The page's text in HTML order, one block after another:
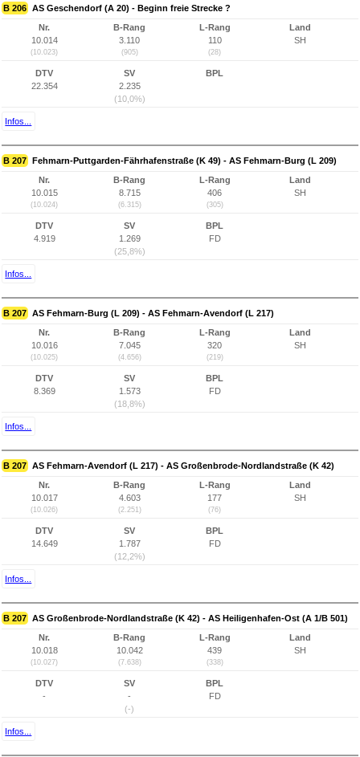
B 206 AS Geschendorf (A 20) - Beginn freie Strecke ?
Nr.
10.014
(10.023)
B-Rang
3.110
(905)
L-Rang
110
(28)
Land
SH
DTV
22.354
SV
2.235
(10,0%)
BPL
Infos...
B 207 Fehmarn-Puttgarden-Fährhafenstraße (K 49) - AS Fehmarn-Burg (L 209)
Nr.
10.015
(10.024)
B-Rang
8.715
(6.315)
L-Rang
406
(305)
Land
SH
DTV
4.919
SV
1.269
(25,8%)
BPL
FD
Infos...
B 207 AS Fehmarn-Burg (L 209) - AS Fehmarn-Avendorf (L 217)
Nr.
10.016
(10.025)
B-Rang
7.045
(4.656)
L-Rang
320
(219)
Land
SH
DTV
8.369
SV
1.573
(18,8%)
BPL
FD
Infos...
B 207 AS Fehmarn-Avendorf (L 217) - AS Großenbrode-Nordlandstraße (K 42)
Nr.
10.017
(10.026)
B-Rang
4.603
(2.251)
L-Rang
177
(76)
Land
SH
DTV
14.649
SV
1.787
(12,2%)
BPL
FD
Infos...
B 207 AS Großenbrode-Nordlandstraße (K 42) - AS Heiligenhafen-Ost (A 1/B 501)
Nr.
10.018
(10.027)
B-Rang
10.042
(7.638)
L-Rang
439
(338)
Land
SH
DTV
-
SV
-
(-)
BPL
FD
Infos...